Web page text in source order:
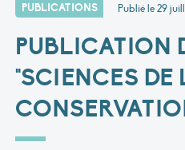
PUBLICATIONS Publié le29
PUBLICATION
"SCIENCES DE